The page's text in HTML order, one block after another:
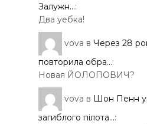
Залужн...:
Два уебка!
vova в Через 28
повторила обра...:
Новая ЙОЛОПОВИЧ?
vova в Шон Пенн
загиблого пілота...: